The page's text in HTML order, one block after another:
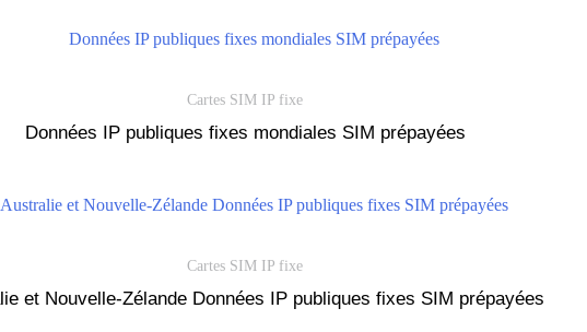
Cartes SIM IP fixe
Données IP publiques fixes mondiales SIM prépayées
Cartes SIM IP fixe
et Nouvelle-Zélande Données IP publiques fixes SIM prépayées